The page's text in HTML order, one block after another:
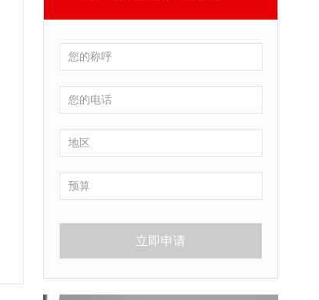
立即申请